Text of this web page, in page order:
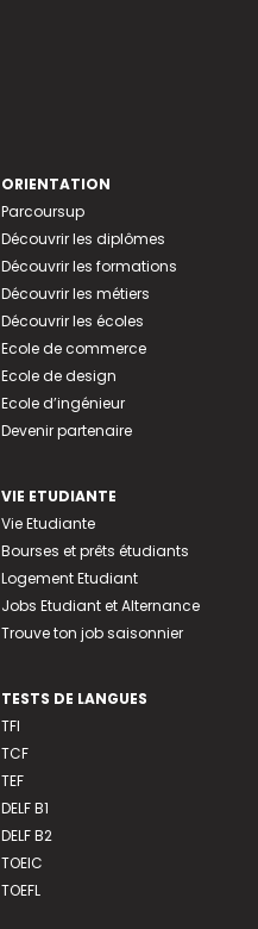
ORIENTATION
Parcoursup
Découvrir les diplômes
Découvrir les formations
Découvrir les métiers
Découvrir les écoles
Ecole de commerce
Ecole de design
Ecole d’ingénieur
Devenir partenaire
VIE ETUDIANTE
Vie Etudiante
Bourses et prêts étudiants
Logement Etudiant
Jobs Etudiant et Alternance
Trouve ton job saisonnier
TESTS DE LANGUES
TFI
TCF
TEF
DELF B1
DELF B2
TOEIC
TOEFL